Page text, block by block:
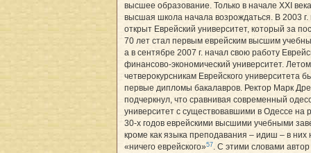
высшее образование. Только в начале ХХІ
высшая школа начала возрождаться. В 2003
открыт Еврейский университет, который за
70 лет стал первым еврейским высшим
а в сентябре 2007 г. начал свою работу
финансово-экономический университет.
четверокурсникам Еврейского университета
первые дипломы бакалавров. Ректор Марк
подчеркнул, что сравнивая современный
университет с существовавшими в Одессе на
30-х годов еврейскими высшими учебными
кроме как языка преподавания – идиш – в них
«ничего еврейского»57. С этими словами